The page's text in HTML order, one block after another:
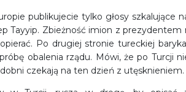
publikujecie tylko głosy szkalujące
Tayyip. Zbieżność imion z prezydentem
Po drugiej stronie tureckiej
obalenia rządu. Mówi, że po Turcji
czekają na ten dzień z utęsknieniem.